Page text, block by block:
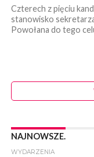
Czterech z pięciu
stanowisko
Powołana do tego
NAJNOWSZE.
WYDARZENIA